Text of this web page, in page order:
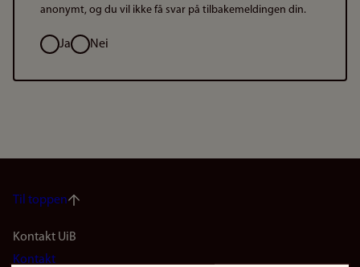
anonymt, og du vil ikke få svar på tilbakemeldingen din.
ValgJa Nei
Til toppen
Footer
Kontakt UiB
Kontakt